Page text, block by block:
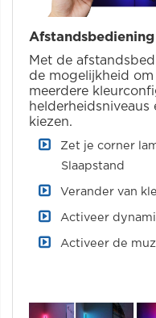
Afstandsbediening
Met de
de mogelijkheid
meerdere
helderheidsniveaus
kiezen.
Zet je corner
Slaapstand
Verander van
Activeer
Activeer de